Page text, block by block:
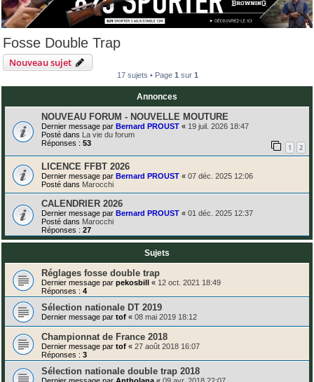
Fosse Double Trap
Nouveau sujet
17 sujets • Page 1 sur 1
Annonces
NOUVEAU FORUM - NOUVELLE MOUTURE
Dernier message par Bernard PROUST « 19 juil. 2026 18:47
Posté dans La vie du forum
Réponses : 53 1 2
LICENCE FFBT 2026
Dernier message par Bernard PROUST « 07 déc. 2025 12:06
Posté dans Marocchi
CALENDRIER 2026
Dernier message par Bernard PROUST « 01 déc. 2025 12:37
Posté dans Marocchi
Réponses : 27
Sujets
Réglages fosse double trap
Dernier message par pekosbill « 12 oct. 2021 18:49
Réponses : 4
Sélection nationale DT 2019
Dernier message par tof « 08 mai 2019 18:12
Championnat de France 2018
Dernier message par tof « 27 août 2018 16:07
Réponses : 3
Sélection nationale double trap 2018